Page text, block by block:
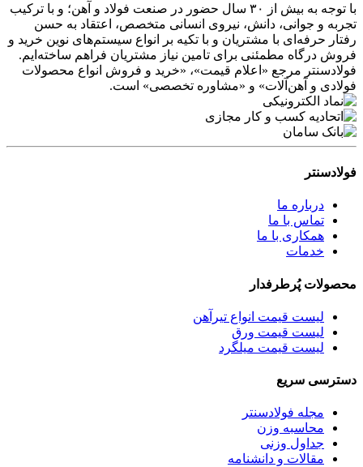
با توجه به بیش از ۳۰ سال حضور در صنعت فولاد و آهن؛ و با ترکیب
تجربه و جوانی، دانش، نیروی انسانی متخصص، اعتقاد به حسن
رفتار حرفه‌ای با مشتریان و با تکیه بر انواع سیستم‌های نوین خرید و
فروش درگاه مطمئنی برای تامین نیاز مشتریان فراهم ساخته‌ایم.
فولادسنتر مرجع «اعلام قیمت»، «خرید و فروش انواع محصولات
فولادی و آهن‌آلات» و «مشاوره تخصصی» است.
فولادسنتر
درباره ما
تماس با ما
همکاری با ما
خدمات
محصولات پُرطرفدار
لیست قیمت انواع تیرآهن
لیست قیمت ورق
لیست قیمت میلگرد
دسترسی سریع
مجله فولادسنتر
محاسبه وزن
جداول وزنی
مقالات و دانشنامه